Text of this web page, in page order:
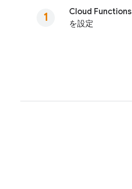
Cloud Functions
を設定